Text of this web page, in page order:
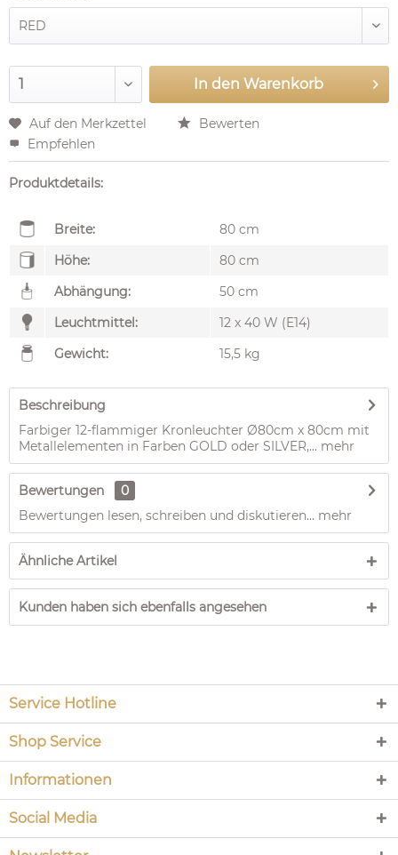
In den Warenkorb
Auf den Merkzettel
Bewerten
Empfehlen
Produktdetails:
Breite:
80 cm
Höhe:
80 cm
Abhängung:
50 cm
Leuchtmittel:
12 x 40 W (E14)
Gewicht:
15,5 kg
Beschreibung
Farbiger 12-flammiger Kronleuchter Ø80cm x 80cm mit
Metallelementen in Farben GOLD oder SILVER,... mehr
Bewertungen
0
Bewertungen lesen, schreiben und diskutieren... mehr
Ähnliche Artikel
Kunden haben sich ebenfalls angesehen
Service Hotline
Shop Service
Informationen
Social Media